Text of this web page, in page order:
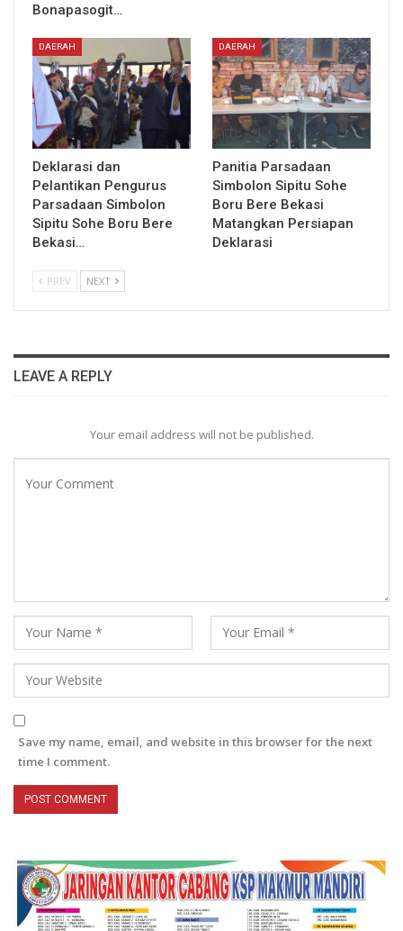
Bonapasogit…
DAERAH
Deklarasi dan
Pelantikan Pengurus
Parsadaan Simbolon
Sipitu Sohe Boru Bere
Bekasi…
DAERAH
Panitia Parsadaan
Simbolon Sipitu Sohe
Boru Bere Bekasi
Matangkan Persiapan
Deklarasi
PREV NEXT
LEAVE A REPLY
Your email address will not be published.
Save my name, email, and website in this browser for the next
time I comment.